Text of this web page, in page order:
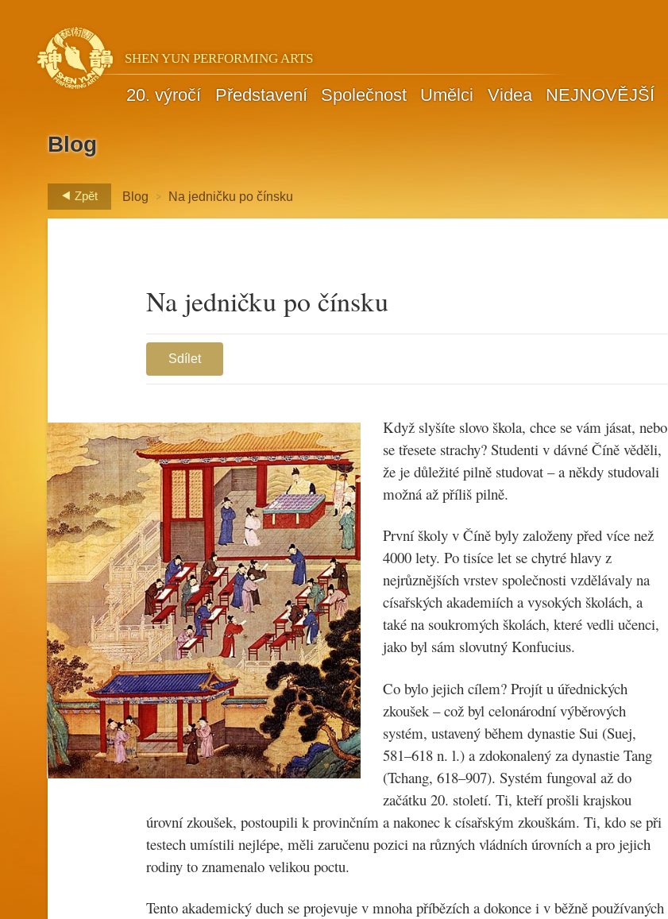
SHEN YUN PERFORMING ARTS
20. výročí Představení Společnost Umělci Videa NEJNOVĚJŠÍ
Blog
Zpět Blog > Na jedničku po čínsku
Na jedničku po čínsku
Sdílet
Když slyšíte slovo škola, chce se vám jásat, nebo
se třesete strachy? Studenti v dávné Číně věděli,
že je důležité pilně studovat – a někdy studovali
možná až příliš pilně.
První školy v Číně byly založeny před více než
4000 lety. Po tisíce let se chytré hlavy z
nejrůznějších vrstev společnosti vzdělávaly na
císařských akademiích a vysokých školách, a
také na soukromých školách, které vedli učenci,
jako byl sám slovutný Konfucius.
Co bylo jejich cílem? Projít u úřednických
zkoušek – což byl celonárodní výběrových
systém, ustavený během dynastie Sui (Suej,
581–618 n. l.) a zdokonalený za dynastie Tang
(Tchang, 618–907). Systém fungoval až do
začátku 20. století. Ti, kteří prošli krajskou
úrovní zkoušek, postoupili k provinčním a nakonec k císařským zkouškám. Ti, kdo se při
testech umístili nejlépe, měli zaručenu pozici na různých vládních úrovních a pro jejich
rodiny to znamenalo velikou poctu.
Tento akademický duch se projevuje v mnoha příbězích a dokonce i v běžně používaných